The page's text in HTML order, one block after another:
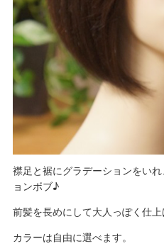
襟足と裾にグラデーションをい
ョンボブ♪
前髪を長めにして大人っぽく仕上
カラーは自由に選べます。